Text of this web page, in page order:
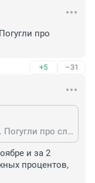
про
+5 –31
Стабильность в безграмотности. Погугли про сложные проценты
и за 2
процентов,